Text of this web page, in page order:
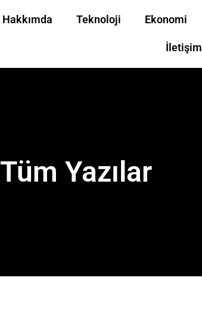
Hakkımda Teknoloji Ekonomi
İletişim
Tüm Yazılar